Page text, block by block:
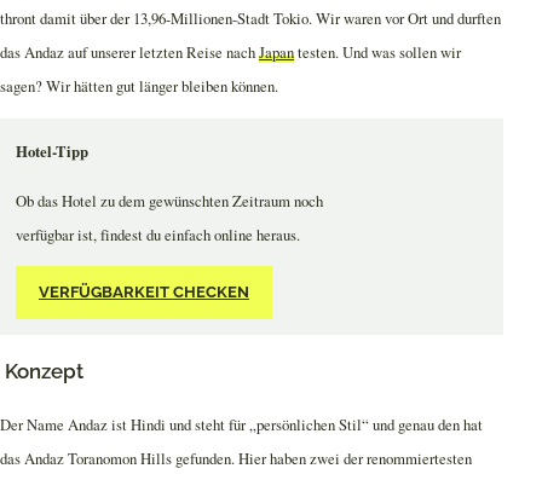
thront damit über der 13,96-Millionen-Stadt Tokio. Wir waren vor Ort und durften
das Andaz auf unserer letzten Reise nachJapantesten. Und was sollen wir
sagen? Wir hätten gut länger bleiben können.
Hotel-Tipp
Ob das Hotel zu dem gewünschten Zeitraum noch
verfügbar ist, findest du einfach online heraus.
VERFÜGBARKEIT CHECKEN
Konzept
Der Name Andaz ist Hindi und steht für „persönlichen Stil“ und genau den hat
das Andaz Toranomon Hills gefunden. Hier haben zwei der renommiertesten